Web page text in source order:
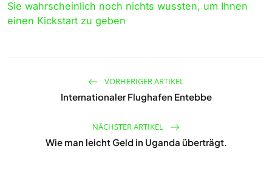
Sie wahrscheinlich noch nichts wussten, um Ihnen
einen Kickstart zu geben
VORHERIGER ARTIKEL
Internationaler Flughafen Entebbe
NÄCHSTER ARTIKEL
Wie man leicht Geld in Uganda überträgt.